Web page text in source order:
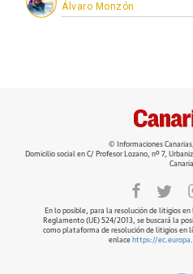
Álvaro Monzón
© Informaciones
Domicilio social en C/ Profesor Lozano, nº 7,
Canaria
En lo posible, para la resolución de litigios
Reglamento (UE) 524/2013, se buscará la
como plataforma de resolución de litigios en
enlace https://